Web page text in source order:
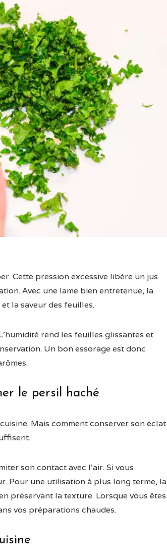
Cette pression excessive libère un jus
Avec une lame bien entretenue, la
la saveur des feuilles.
rend les feuilles glissantes et
Un bon essorage est donc
le persil haché
Mais comment conserver son éclat
son contact avec l’air. Si vous
Pour une utilisation à plus long terme, la
préservant la texture. Lorsque vous êtes
vos préparations chaudes.